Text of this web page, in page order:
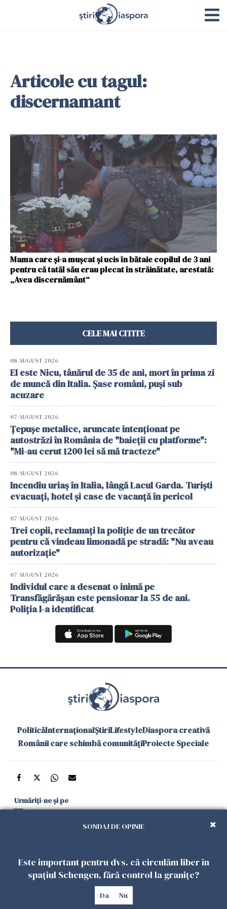
Articole cu tagul:
discernamant
Mama care și-a mușcat și ucis în bătaie copilul de 3 ani
pentru că tatăl său erau plecat în străinătate, arestată:
„Avea discernământ“
CELE MAI CITITE
08 AUGUST 2026
El este Nicu, tânărul de 35 de ani, mort în prima zi
de muncă din Italia. Șase români, puși sub
acuzare
07 AUGUST 2026
Țepușe metalice, aruncate intenționat pe
autostrăzi în România de "baieții cu platforme":
"Mi-au cerut 1200 lei să mă tracteze"
08 AUGUST 2026
Incendiu uriaș în Italia, lângă Lacul Garda. Turiști
evacuați, hotel și case de vacanță în pericol
07 AUGUST 2026
Trei copii, reclamați la poliție de un trecător
pentru că vindeau limonadă pe stradă: "Nu aveau
autorizație"
07 AUGUST 2026
Individul care a desenat o inimă pe
Transfăgărășan este pensionar la 55 de ani.
Poliția l-a identificat
PoliticăInternaționalȘtiriLifestyleDiaspora creativă
Românii care schimbă comunitățiProiecte Speciale
Urmăriți-ne și pe
și în aplicațiile mobile
Politica de
confidențialitate
Politica
Cookies
Gestionați
Contact
Declarație de
accesibilitate
Copyright 2026. Toate drepturile rezervate.
SONDAJ DE OPINIE
Este important pentru dvs. că circulăm liber în
spațiul Schengen, fără control la granițe?
Da Nu